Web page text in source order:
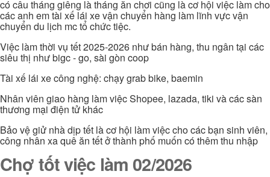
có câu tháng giêng là tháng ăn chơi cũng là cơ hội việc làm cho
các anh em tài xế lái xe vận chuyển hàng làm lĩnh vực vận
chuyển du lịch mc tổ chức tiệc.
Việc làm thời vụ tết 2025-2026 như bán hàng, thu ngân tại các
siêu thị như bigc - go, sài gòn coop
Tài xế lái xe công nghệ: chạy grab bike, baemin
Nhân viên giao hàng làm việc Shopee, lazada, tiki và các sàn
thương mại điện tử khác
Bảo vệ giử nhà dịp tết là cơ hội làm việc cho các bạn sinh viên,
công nhân xa quê ăn tết ở thành phố muốn có thêm thu nhập
Chợ tốt việc làm 02/2026